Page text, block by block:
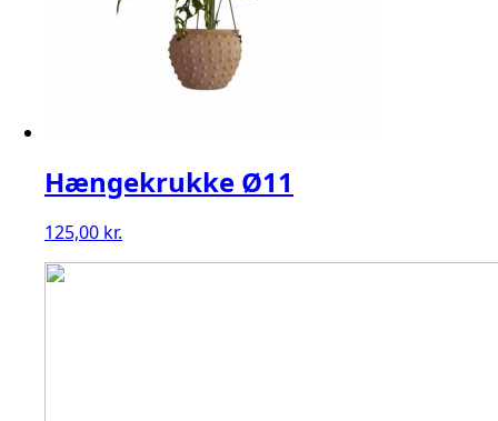
Hængekrukke Ø11
125,00 kr.